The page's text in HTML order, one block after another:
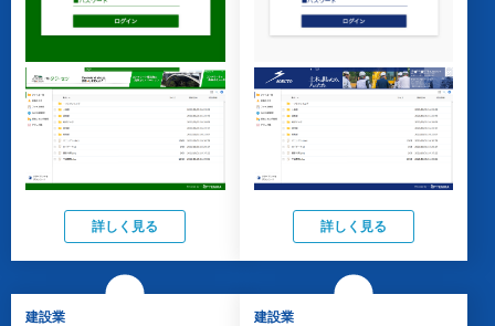
詳しく見る 詳しく見る
建設業
建設業